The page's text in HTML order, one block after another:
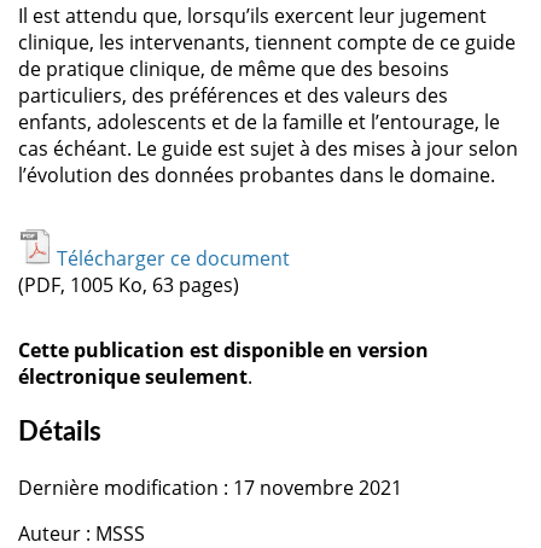
Il est attendu que, lorsqu’ils exercent leur jugement
clinique, les intervenants, tiennent compte de ce guide
de pratique clinique, de même que des besoins
particuliers, des préférences et des valeurs des
enfants, adolescents et de la famille et l’entourage, le
cas échéant. Le guide est sujet à des mises à jour selon
l’évolution des données probantes dans le domaine.
Télécharger ce document
(PDF, 1005 Ko, 63 pages)
Cette publication est disponible en version
électronique seulement.
Détails
Dernière modification : 17 novembre 2021
Auteur : MSSS